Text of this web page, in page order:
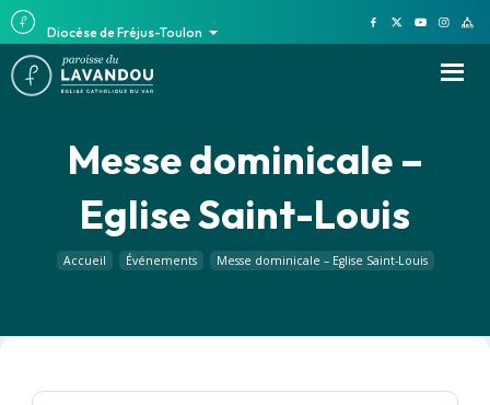
Diocèse de Fréjus-Toulon
Messe dominicale –
Eglise Saint-Louis
Accueil Événements Messe dominicale – Eglise Saint-Louis